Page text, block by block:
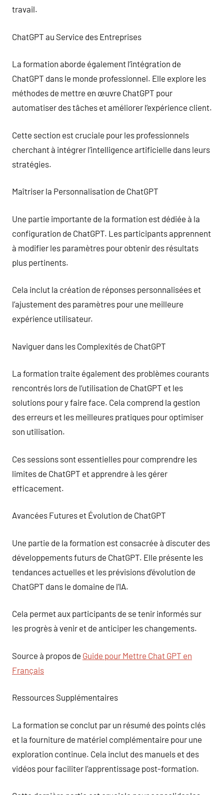
travail.
ChatGPT au Service des Entreprises
La formation aborde également l’intégration de
ChatGPT dans le monde professionnel. Elle explore les
méthodes de mettre en œuvre ChatGPT pour
automatiser des tâches et améliorer l’expérience client.
Cette section est cruciale pour les professionnels
cherchant à intégrer l’intelligence artificielle dans leurs
stratégies.
Maîtriser la Personnalisation de ChatGPT
Une partie importante de la formation est dédiée à la
configuration de ChatGPT. Les participants apprennent
à modifier les paramètres pour obtenir des résultats
plus pertinents.
Cela inclut la création de réponses personnalisées et
l’ajustement des paramètres pour une meilleure
expérience utilisateur.
Naviguer dans les Complexités de ChatGPT
La formation traite également des problèmes courants
rencontrés lors de l’utilisation de ChatGPT et les
solutions pour y faire face. Cela comprend la gestion
des erreurs et les meilleures pratiques pour optimiser
son utilisation.
Ces sessions sont essentielles pour comprendre les
limites de ChatGPT et apprendre à les gérer
efficacement.
Avancées Futures et Évolution de ChatGPT
Une partie de la formation est consacrée à discuter des
développements futurs de ChatGPT. Elle présente les
tendances actuelles et les prévisions d’évolution de
ChatGPT dans le domaine de l’IA.
Cela permet aux participants de se tenir informés sur
les progrès à venir et de anticiper les changements.
Source à propos de Guide pour Mettre Chat GPT en
Français
Ressources Supplémentaires
La formation se conclut par un résumé des points clés
et la fourniture de matériel complémentaire pour une
exploration continue. Cela inclut des manuels et des
vidéos pour faciliter l’apprentissage post-formation.